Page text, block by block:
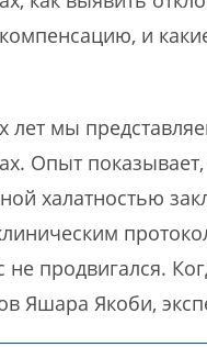
и
лет мы
Опыт
халатностью
не продвигался.
Яшара Якоби,